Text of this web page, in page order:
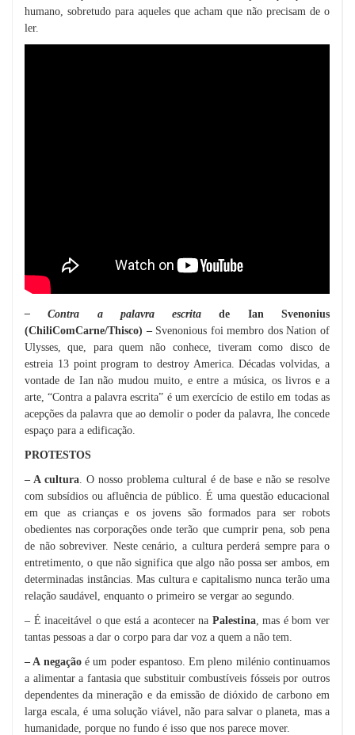
humano, sobretudo para aqueles que acham que não precisam de o
ler.
– Contra a palavra escrita de Ian Svenonius
(ChiliComCarne/Thisco) – Svenonious foi membro dos Nation of
Ulysses, que, para quem não conhece, tiveram como disco de
estreia 13 point program to destroy America. Décadas volvidas, a
vontade de Ian não mudou muito, e entre a música, os livros e a
arte, “Contra a palavra escrita” é um exercício de estilo em todas as
acepções da palavra que ao demolir o poder da palavra, lhe concede
espaço para a edificação.
PROTESTOS
– A cultura . O nosso problema cultural é de base e não se resolve
com subsídios ou afluência de público. É uma questão educacional
em que as crianças e os jovens são formados para ser robots
obedientes nas corporações onde terão que cumprir pena, sob pena
de não sobreviver. Neste cenário, a cultura perderá sempre para o
entretimento, o que não significa que algo não possa ser ambos, em
determinadas instâncias. Mas cultura e capitalismo nunca terão uma
relação saudável, enquanto o primeiro se vergar ao segundo.
– É inaceitável o que está a acontecer na Palestina, mas é bom ver
tantas pessoas a dar o corpo para dar voz a quem a não tem.
– A negaçãoé um poder espantoso. Em pleno milénio continuamos
a alimentar a fantasia que substituir combustíveis fósseis por outros
dependentes da mineração e da emissão de dióxido de carbono em
larga escala, é uma solução viável, não para salvar o planeta, mas a
humanidade, porque no fundo é isso que nos parece mover.